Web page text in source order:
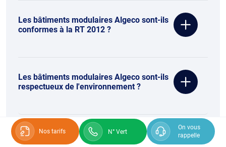
Nos tarifs N° Vert
On vous
rappelle
Les bâtiments modulaires Algeco sont-ils
conformes à la RT 2012 ?
Les bâtiments modulaires Algeco sont-ils
respectueux de l'environnement ?